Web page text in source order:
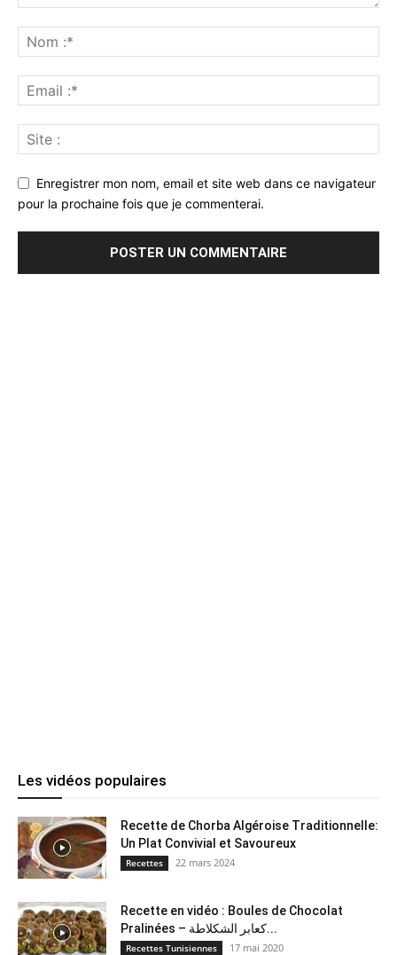
Enregistrer mon nom, email et site web dans ce navigateur
pour la prochaine fois que je commenterai.
Les vidéos populaires
Recette de Chorba Algéroise Traditionnelle:
Un Plat Convivial et Savoureux
Recettes 22 mars 2024
Recette en vidéo : Boules de Chocolat
Pralinées – كعابر الشكلاطة...
Recettes Tunisiennes 17 mai 2020